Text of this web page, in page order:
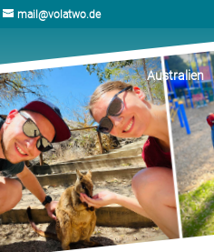
mail@volatwo.de
Australien